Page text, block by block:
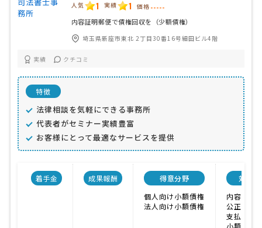
人気 1 実績 1 価格 -----
内容証明郵便で債権回収を（少額債権）
埼玉県新座市東北 2丁目30番16号細田ビル4階
実績 クチコミ
特徴
法律相談を気軽にできる事務所
代表者がセミナー実績豊富
お客様にとって最適なサービスを提供
着手金 成果報酬
得意分野
個人向け小額債権
法人向け小額債権
対応業
内容証明
公正証書
支払督促